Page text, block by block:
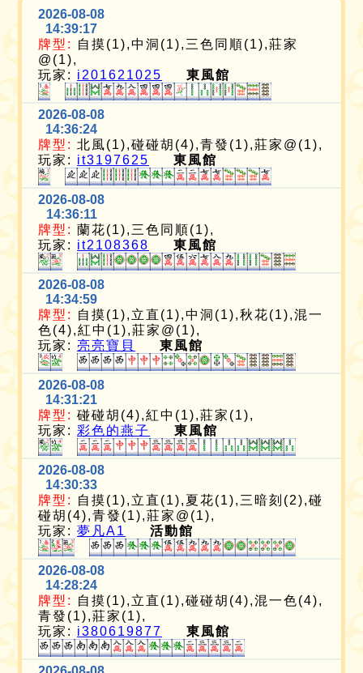
2026-08-08
14:39:17
牌型:
自摸(1),中洞(1),三色同順(1),莊家
@(1),
玩家: i201621025 東風館
2026-08-08
14:36:24
牌型: 北風(1),碰碰胡(4),青發(1),莊家@(1),
玩家: it3197625 東風館
2026-08-08
14:36:11
牌型: 蘭花(1),三色同順(1),
玩家: it2108368 東風館
2026-08-08
14:34:59
牌型:
自摸(1),立直(1),中洞(1),秋花(1),混一
色(4),紅中(1),莊家@(1),
玩家:亮亮寶貝 東風館
2026-08-08
14:31:21
牌型: 碰碰胡(4),紅中(1),莊家(1),
玩家:彩色的燕子 東風館
2026-08-08
14:30:33
牌型:
自摸(1),立直(1),夏花(1),三暗刻(2),碰
碰胡(4),青發(1),莊家@(1),
玩家:夢凡A1 活動館
2026-08-08
14:28:24
牌型:
自摸(1),立直(1),碰碰胡(4),混一色(4),
青發(1),莊家(1),
玩家: i380619877 東風館